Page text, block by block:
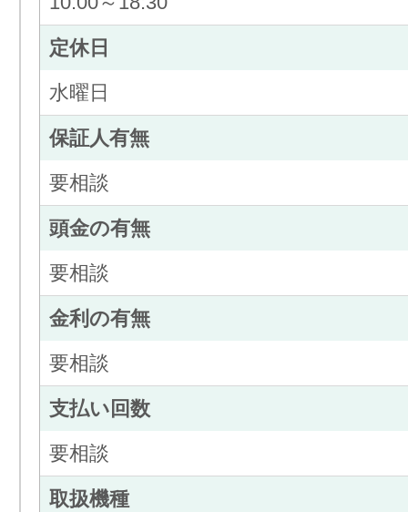
定休日
水曜日
保証人有無
要相談
頭金の有無
要相談
金利の有無
要相談
支払い回数
要相談
取扱機種